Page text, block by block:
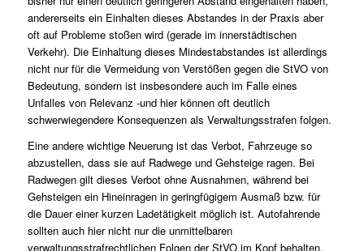
andererseits ein Einhalten dieses Abstandes in der Praxis aber
oft auf Probleme stoßen wird (gerade im innerstädtischen
Verkehr). Die Einhaltung dieses Mindestabstandes ist allerdings
nicht nur für die Vermeidung von Verstößen gegen die StVO von
Bedeutung, sondern ist insbesondere auch im Falle eines
Unfalles von Relevanz -und hier können oft deutlich
schwerwiegendere Konsequenzen als Verwaltungsstrafen folgen.
Eine andere wichtige Neuerung ist das Verbot, Fahrzeuge so
abzustellen, dass sie auf Radwege und Gehsteige ragen. Bei
Radwegen gilt dieses Verbot ohne Ausnahmen, während bei
Gehsteigen ein Hineinragen in geringfügigem Ausmaß bzw. für
die Dauer einer kurzen Ladetätigkeit möglich ist. Autofahrende
sollten auch hier nicht nur die unmittelbaren
verwaltungsstrafrechtlichen Folgen der StVO im Kopf behalten,